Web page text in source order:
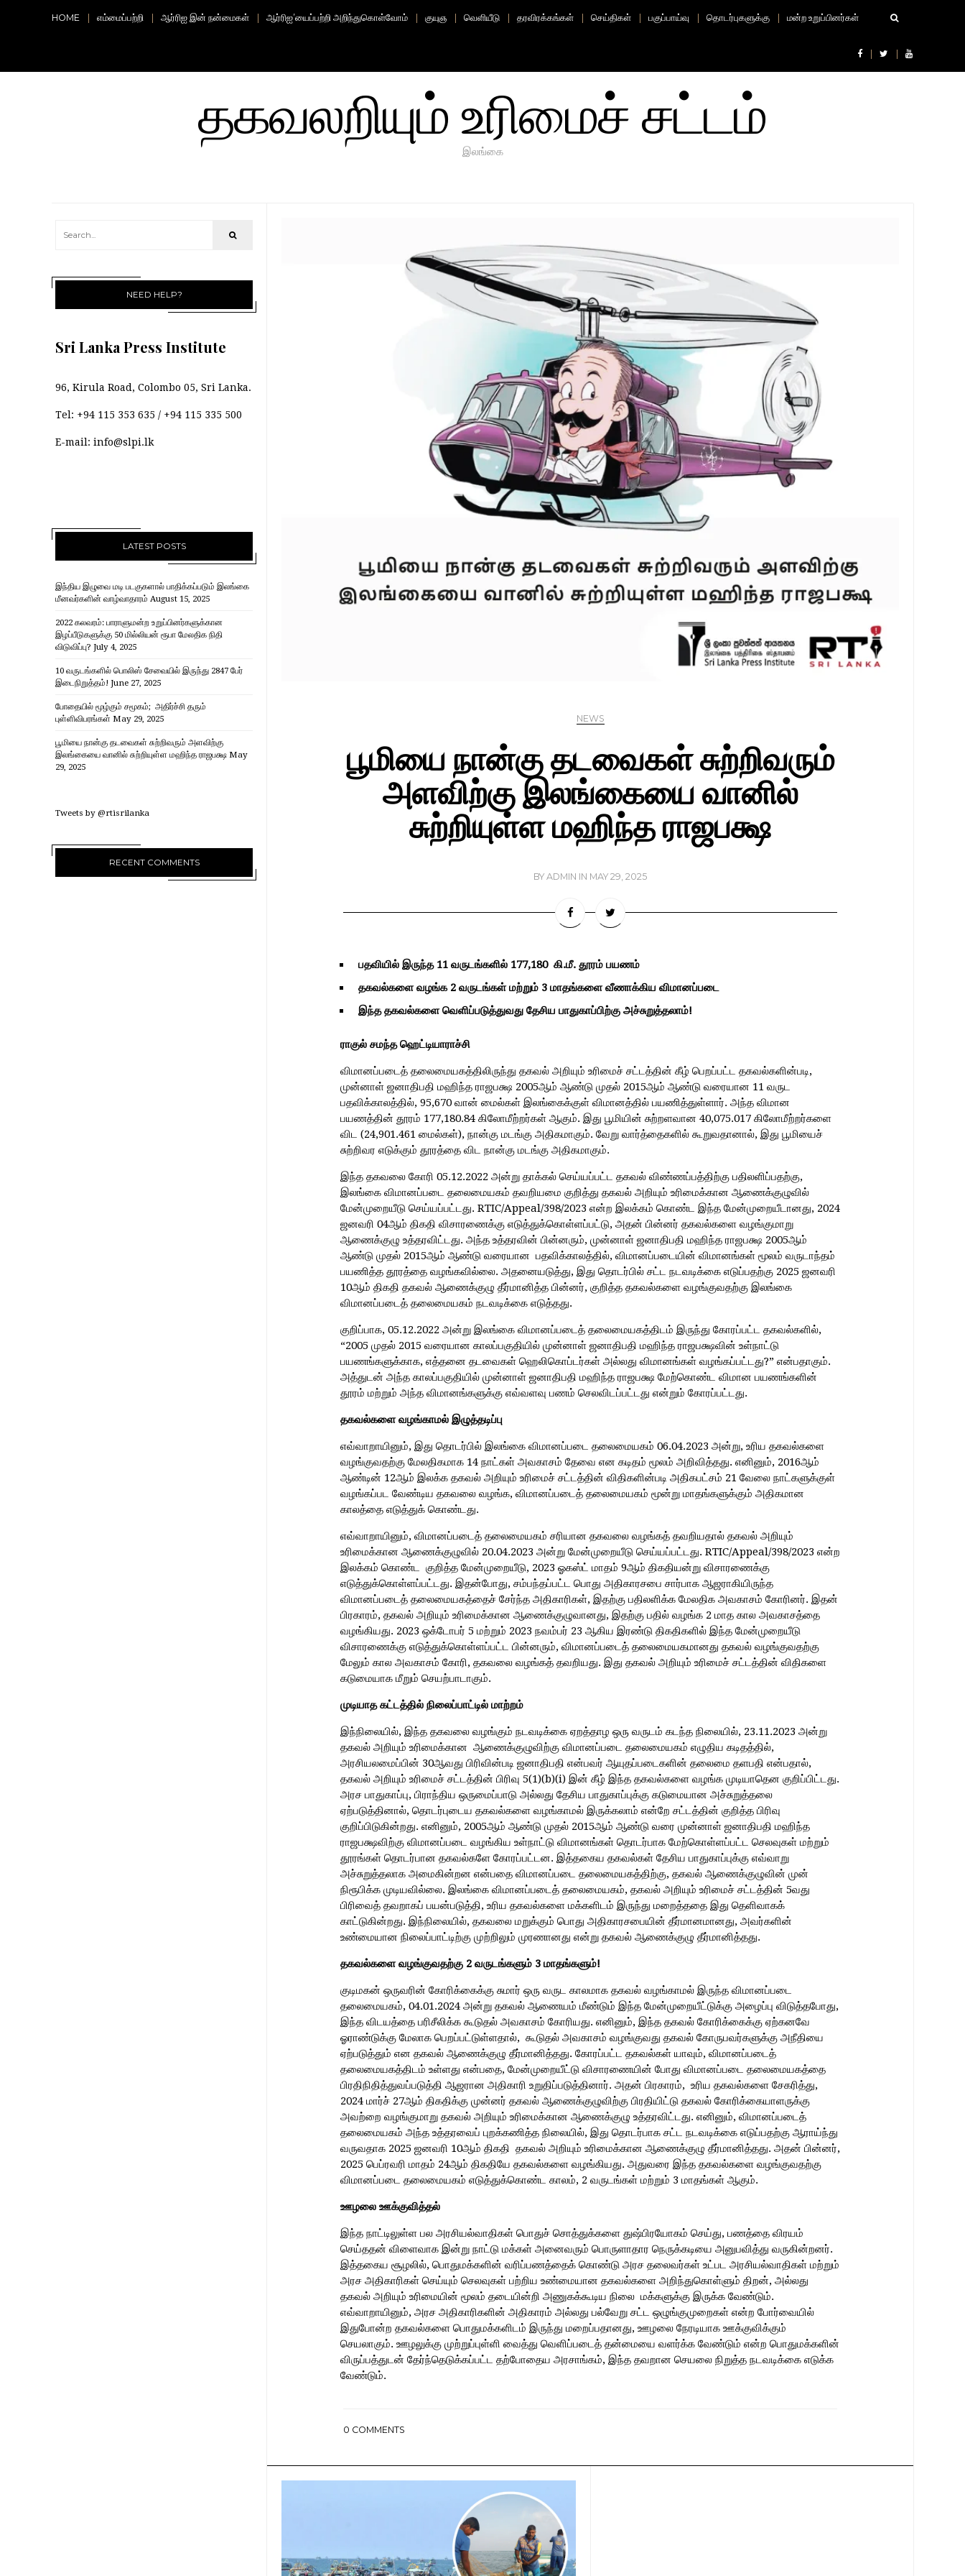
HOME எம்மைப்பற்றி ஆர்ரிஐ இன் நன்மைகள் ஆர்ரிஐ’யைப்பற்றி அறிந்துகொள்வோம் குயுஞ வெளியீடு தரவிரக்கங்கள் செய்திகள் பகுப்பாய்வு தொடர்புகளுக்கு மன்ற உறுப்பினர்கள்
தகவலறியும் உரிமைச் சட்டம்
இலங்கை
NEED HELP?
Sri Lanka Press Institute
96, Kirula Road, Colombo 05, Sri Lanka.
Tel: +94 115 353 635 / +94 115 335 500
E-mail: info@slpi.lk
LATEST POSTS
இந்திய இழுவை மடி படகுகளால் பாதிக்கப்படும் இலங்கை
மீனவர்களின் வாழ்வாதாரம் August 15, 2025
2022 கலவரம்: பாராளுமன்ற உறுப்பினர்களுக்கான
இழப்பீடுகளுக்கு 50 மில்லியன் ரூபா மேலதிக நிதி
விடுவிப்பு? July 4, 2025
10 வருடங்களில் பொலிஸ் சேவையில் இருந்து 2847 பேர்
இடைநிறுத்தம்! June 27, 2025
போதையில் மூழ்கும் சமூகம்; அதிர்ச்சி தரும்
புள்ளிவிபரங்கள் May 29, 2025
பூமியை நான்கு தடவைகள் சுற்றிவரும் அளவிற்கு
இலங்கையை வானில் சுற்றியுள்ள மஹிந்த ராஜபக்ஷ May
29, 2025
Tweets by @rtisrilanka
RECENT COMMENTS
NEWS
பூமியை நான்கு தடவைகள் சுற்றிவரும்
அளவிற்கு இலங்கையை வானில்
சுற்றியுள்ள மஹிந்த ராஜபக்ஷ
BY ADMIN IN MAY 29, 2025
பதவியில் இருந்த 11 வருடங்களில் 177,180 கி.மீ. தூரம் பயணம்
தகவல்களை வழங்க2 வருடங்கள் மற்றும்3 மாதங்களை வீணாக்கிய விமானப்படை
இந்த தகவல்களை வெளிப்படுத்துவது தேசிய பாதுகாப்பிற்கு அச்சுறுத்தலாம்!
ராகுல் சமந்த ஹெட்டியாராச்சி
விமானப்படைத் தலைமையகத்திலிருந்து தகவல் அறியும் உரிமைச் சட்டத்தின் கீழ் பெறப்பட்ட தகவல்களின்படி,
முன்னாள் ஜனாதிபதி மஹிந்த ராஜபக்ஷ 2005ஆம் ஆண்டு முதல் 2015ஆம் ஆண்டு வரையான 11 வருட
பதவிக்காலத்தில், 95,670 வான் மைல்கள் இலங்கைக்குள் விமானத்தில் பயணித்துள்ளார். அந்த விமான
பயணத்தின் தூரம் 177,180.84 கிலோமீற்றர்கள் ஆகும். இது பூமியின் சுற்றளவான 40,075.017 கிலோமீற்றர்களை
விட (24,901.461 மைல்கள்), நான்கு மடங்கு அதிகமாகும். வேறு வார்த்தைகளில் கூறுவதானால், இது பூமியைச்
சுற்றிவர எடுக்கும் தூரத்தை விட நான்கு மடங்கு அதிகமாகும்.
இந்த தகவலை கோரி 05.12.2022 அன்று தாக்கல் செய்யப்பட்ட தகவல் விண்ணப்பத்திற்கு பதிலளிப்பதற்கு,
இலங்கை விமானப்படை தலைமையகம் தவறியமை குறித்து தகவல் அறியும் உரிமைக்கான ஆணைக்குழுவில்
மேன்முறையீடு செய்யப்பட்டது. RTIC/Appeal/398/2023 என்ற இலக்கம் கொண்ட இந்த மேன்முறையீடானது, 2024
ஜனவரி 04ஆம் திகதி விசாரணைக்கு எடுத்துக்கொள்ளப்பட்டு, அதன் பின்னர் தகவல்களை வழங்குமாறு
ஆணைக்குழு உத்தரவிட்டது. அந்த உத்தரவின் பின்னரும், முன்னாள் ஜனாதிபதி மஹிந்த ராஜபக்ஷ 2005ஆம்
ஆண்டு முதல் 2015ஆம் ஆண்டு வரையான பதவிக்காலத்தில், விமானப்படையின் விமானங்கள் மூலம் வருடாந்தம்
பயணித்த தூரத்தை வழங்கவில்லை. அதனையடுத்து, இது தொடர்பில் சட்ட நடவடிக்கை எடுப்பதற்கு 2025 ஜனவரி
10ஆம் திகதி தகவல் ஆணைக்குழு தீர்மானித்த பின்னர், குறித்த தகவல்களை வழங்குவதற்கு இலங்கை
விமானப்படைத் தலைமையகம் நடவடிக்கை எடுத்தது.
குறிப்பாக, 05.12.2022 அன்று இலங்கை விமானப்படைத் தலைமையகத்திடம் இருந்து கோரப்பட்ட தகவல்களில்,
“2005 முதல் 2015 வரையான காலப்பகுதியில் முன்னாள் ஜனாதிபதி மஹிந்த ராஜபக்ஷவின் உள்நாட்டு
பயணங்களுக்காக, எத்தனை தடவைகள் ஹெலிகொப்டர்கள் அல்லது விமானங்கள் வழங்கப்பட்டது?” என்பதாகும்.
அத்துடன் அந்த காலப்பகுதியில் முன்னாள் ஜனாதிபதி மஹிந்த ராஜபக்ஷ மேற்கொண்ட விமான பயணங்களின்
தூரம் மற்றும் அந்த விமானங்களுக்கு எவ்வளவு பணம் செலவிடப்பட்டது என்றும் கோரப்பட்டது.
தகவல்களை வழங்காமல் இழுத்தடிப்பு
எவ்வாறாயினும், இது தொடர்பில் இலங்கை விமானப்படை தலைமையகம் 06.04.2023 அன்று, உரிய தகவல்களை
வழங்குவதற்கு மேலதிகமாக 14 நாட்கள் அவகாசம் தேவை என கடிதம் மூலம் அறிவித்தது. எனினும், 2016ஆம்
ஆண்டின் 12ஆம் இலக்க தகவல் அறியும் உரிமைச் சட்டத்தின் விதிகளின்படி அதிகபட்சம் 21 வேலை நாட்களுக்குள்
வழங்கப்பட வேண்டிய தகவலை வழங்க, விமானப்படைத் தலைமையகம் மூன்று மாதங்களுக்கும் அதிகமான
காலத்தை எடுத்துக் கொண்டது.
எவ்வாறாயினும், விமானப்படைத் தலைமையகம் சரியான தகவலை வழங்கத் தவறியதால் தகவல் அறியும்
உரிமைக்கான ஆணைக்குழுவில் 20.04.2023 அன்று மேன்முறையீடு செய்யப்பட்டது. RTIC/Appeal/398/2023 என்ற
இலக்கம் கொண்ட குறித்த மேன்முறையீடு, 2023 ஓகஸ்ட் மாதம் 9ஆம் திகதியன்று விசாரணைக்கு
எடுத்துக்கொள்ளப்பட்டது. இதன்போது, சம்பந்தப்பட்ட பொது அதிகாரசபை சார்பாக ஆஜராகியிருந்த
விமானப்படைத் தலைமையகத்தைச் சேர்ந்த அதிகாரிகள், இதற்கு பதிலளிக்க மேலதிக அவகாசம் கோரினர். இதன்
பிரகாரம், தகவல் அறியும் உரிமைக்கான ஆணைக்குழுவானது, இதற்கு பதில் வழங்க 2 மாத கால அவகாசத்தை
வழங்கியது. 2023 ஒக்டோபர் 5 மற்றும் 2023 நவம்பர் 23 ஆகிய இரண்டு திகதிகளில் இந்த மேன்முறையீடு
விசாரணைக்கு எடுத்துக்கொள்ளப்பட்ட பின்னரும், விமானப்படைத் தலைமையகமானது தகவல் வழங்குவதற்கு
மேலும் கால அவகாசம் கோரி, தகவலை வழங்கத் தவறியது. இது தகவல் அறியும் உரிமைச் சட்டத்தின் விதிகளை
கடுமையாக மீறும் செயற்பாடாகும்.
முடியாத கட்டத்தில் நிலைப்பாட்டில் மாற்றம்
இந்நிலையில், இந்த தகவலை வழங்கும் நடவடிக்கை ஏறத்தாழ ஒரு வருடம் கடந்த நிலையில், 23.11.2023 அன்று
தகவல் அறியும் உரிமைக்கான ஆணைக்குழுவிற்கு விமானப்படை தலைமையகம் எழுதிய கடிதத்தில்,
அரசியலமைப்பின் 30ஆவது பிரிவின்படி ஜனாதிபதி என்பவர் ஆயுதப்படைகளின் தலைமை தளபதி என்பதால்,
தகவல் அறியும் உரிமைச் சட்டத்தின் பிரிவு 5(1)(b)(i) இன் கீழ் இந்த தகவல்களை வழங்க முடியாதென குறிப்பிட்டது.
அரச பாதுகாப்பு, பிராந்திய ஒருமைப்பாடு அல்லது தேசிய பாதுகாப்புக்கு கடுமையான அச்சுறுத்தலை
ஏற்படுத்தினால், தொடர்புடைய தகவல்களை வழங்காமல் இருக்கலாம் என்றே சட்டத்தின் குறித்த பிரிவு
குறிப்பிடுகின்றது. எனினும், 2005ஆம் ஆண்டு முதல் 2015ஆம் ஆண்டு வரை முன்னாள் ஜனாதிபதி மஹிந்த
ராஜபக்ஷவிற்கு விமானப்படை வழங்கிய உள்நாட்டு விமானங்கள் தொடர்பாக மேற்கொள்ளப்பட்ட செலவுகள் மற்றும்
தூரங்கள் தொடர்பான தகவல்களே கோரப்பட்டன. இத்தகைய தகவல்கள் தேசிய பாதுகாப்புக்கு எவ்வாறு
அச்சுறுத்தலாக அமைகின்றன என்பதை விமானப்படை தலைமையகத்திற்கு, தகவல் ஆணைக்குழுவின் முன்
நிரூபிக்க முடியவில்லை. இலங்கை விமானப்படைத் தலைமையகம், தகவல் அறியும் உரிமைச் சட்டத்தின் 5வது
பிரிவைத் தவறாகப் பயன்படுத்தி, உரிய தகவல்களை மக்களிடம் இருந்து மறைத்ததை இது தெளிவாகக்
காட்டுகின்றது. இந்நிலையில், தகவலை மறுக்கும் பொது அதிகாரசபையின் தீர்மானமானது, அவர்களின்
உண்மையான நிலைப்பாட்டிற்கு முற்றிலும் முரணானது என்று தகவல் ஆணைக்குழு தீர்மானித்தது.
தகவல்களை வழங்குவதற்கு2 வருடங்களும்3 மாதங்களும்!
குடிமகன் ஒருவரின் கோரிக்கைக்கு சுமார் ஒரு வருட காலமாக தகவல் வழங்காமல் இருந்த விமானப்படை
தலைமையகம், 04.01.2024 அன்று தகவல் ஆணையம் மீண்டும் இந்த மேன்முறையீட்டுக்கு அழைப்பு விடுத்தபோது,
இந்த விடயத்தை பரிசீலிக்க கூடுதல் அவகாசம் கோரியது. எனினும், இந்த தகவல் கோரிக்கைக்கு ஏற்கனவே
ஓராண்டுக்கு மேலாக பெறப்பட்டுள்ளதால், கூடுதல் அவகாசம் வழங்குவது தகவல் கோருபவர்களுக்கு அநீதியை
ஏற்படுத்தும் என தகவல் ஆணைக்குழு தீர்மானித்தது. கோரப்பட்ட தகவல்கள் யாவும், விமானப்படைத்
தலைமையகத்திடம் உள்ளது என்பதை, மேன்முறையீட்டு விசாரணையின் போது விமானப்படை தலைமையகத்தை
பிரதிநிதித்துவப்படுத்தி ஆஜரான அதிகாரி உறுதிப்படுத்தினார். அதன் பிரகாரம், உரிய தகவல்களை சேகரித்து,
2024 மார்ச் 27ஆம் திகதிக்கு முன்னர் தகவல் ஆணைக்குழுவிற்கு பிரதியிட்டு தகவல் கோரிக்கையாளருக்கு
அவற்றை வழங்குமாறு தகவல் அறியும் உரிமைக்கான ஆணைக்குழு உத்தரவிட்டது. எனினும், விமானப்படைத்
தலைமையகம் அந்த உத்தரவைப் புறக்கணித்த நிலையில், இது தொடர்பாக சட்ட நடவடிக்கை எடுப்பதற்கு ஆராய்ந்து
வருவதாக 2025 ஜனவரி 10ஆம் திகதி தகவல் அறியும் உரிமைக்கான ஆணைக்குழு தீர்மானித்தது. அதன் பின்னர்,
2025 பெப்ரவரி மாதம் 24ஆம் திகதியே தகவல்களை வழங்கியது. அதுவரை இந்த தகவல்களை வழங்குவதற்கு
விமானப்படை தலைமையகம் எடுத்துக்கொண்ட காலம், 2 வருடங்கள் மற்றும் 3 மாதங்கள் ஆகும்.
ஊழலை ஊக்குவித்தல்
இந்த நாட்டிலுள்ள பல அரசியல்வாதிகள் பொதுச் சொத்துக்களை துஷ்பிரயோகம் செய்து, பணத்தை விரயம்
செய்ததன் விளைவாக இன்று நாட்டு மக்கள் அனைவரும் பொருளாதார நெருக்கடியை அனுபவித்து வருகின்றனர்.
இத்தகைய சூழலில், பொதுமக்களின் வரிப்பணத்தைக் கொண்டு அரச தலைவர்கள் உட்பட அரசியல்வாதிகள் மற்றும்
அரச அதிகாரிகள் செய்யும் செலவுகள் பற்றிய உண்மையான தகவல்களை அறிந்துகொள்ளும் திறன், அல்லது
தகவல் அறியும் உரிமையின் மூலம் தடையின்றி அணுகக்கூடிய நிலை மக்களுக்கு இருக்க வேண்டும்.
எவ்வாறாயினும், அரச அதிகாரிகளின் அதிகாரம் அல்லது பல்வேறு சட்ட ஒழுங்குமுறைகள் என்ற போர்வையில்
இதுபோன்ற தகவல்களை பொதுமக்களிடம் இருந்து மறைப்பதானது, ஊழலை நேரடியாக ஊக்குவிக்கும்
செயலாகும். ஊழலுக்கு முற்றுப்புள்ளி வைத்து வெளிப்படைத் தன்மையை வளர்க்க வேண்டும் என்ற பொதுமக்களின்
விருப்பத்துடன் தேர்ந்தெடுக்கப்பட்ட தற்போதைய அரசாங்கம், இந்த தவறான செயலை நிறுத்த நடவடிக்கை எடுக்க
வேண்டும்.
0 COMMENTS